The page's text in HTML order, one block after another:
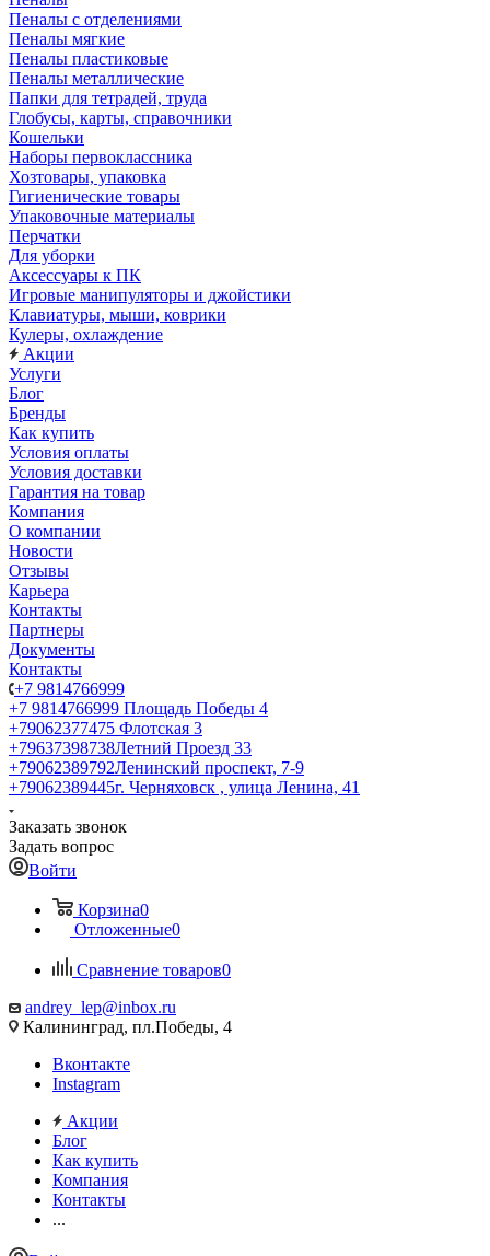
Пеналы с отделениями
Пеналы мягкие
Пеналы пластиковые
Пеналы металлические
Папки для тетрадей, труда
Глобусы, карты, справочники
Кошельки
Наборы первоклассника
Хозтовары, упаковка
Гигиенические товары
Упаковочные материалы
Перчатки
Для уборки
Аксессуары к ПК
Игровые манипуляторы и джойстики
Клавиатуры, мыши, коврики
Кулеры, охлаждение
Акции
Услуги
Блог
Бренды
Как купить
Условия оплаты
Условия доставки
Гарантия на товар
Компания
О компании
Новости
Отзывы
Карьера
Контакты
Партнеры
Документы
Контакты
+7 9814766999
+7 9814766999 Площадь Победы 4
+79062377475 Флотская 3
+79637398738Летний Проезд 33
+79062389792Ленинский проспект, 7-9
+79062389445г. Черняховск , улица Ленина, 41
Заказать звонок
Задать вопрос
Войти
Корзина0
Отложенные0
Сравнение товаров0
andrey_lep@inbox.ru
Калининград, пл.Победы, 4
Вконтакте
Instagram
Акции
Блог
Как купить
Компания
Контакты
...